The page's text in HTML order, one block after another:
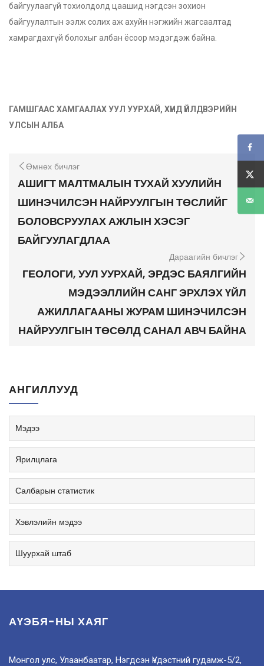
байгуулаагүй тохиолдолд цаашид нэгдсэн зохион
байгуулалтын ээлж солих аж ахуйн нэгжийн жагсаалтад
хамрагдахгүй болохыг албан ёсоор мэдэгдэж байна.
ГАМШГААС ХАМГААЛАХ УУЛ УУРХАЙ, ХҮНД ҮЙЛДВЭРИЙН
УЛСЫН АЛБА
Өмнөх бичлэг
АШИГТ МАЛТМАЛЫН ТУХАЙ ХУУЛИЙН
ШИНЭЧИЛСЭН НАЙРУУЛГЫН ТӨСЛИЙГ
БОЛОВСРУУЛАХ АЖЛЫН ХЭСЭГ
БАЙГУУЛАГДЛАА
Дараагийн бичлэг
ГЕОЛОГИ, УУЛ УУРХАЙ, ЭРДЭС БАЯЛГИЙН
МЭДЭЭЛЛИЙН САНГ ЭРХЛЭХ ҮЙЛ
АЖИЛЛАГААНЫ ЖУРАМ ШИНЭЧИЛСЭН
НАЙРУУЛГЫН ТӨСӨЛД САНАЛ АВЧ БАЙНА
АНГИЛЛУУД
Мэдээ
Ярилцлага
Салбарын статистик
Хэвлэлийн мэдээ
Шуурхай штаб
АҮЭБЯ-НЫ ХАЯГ
Монгол улс, Улаанбаатар, Нэгдсэн Үндэстний гудамж-5/2,